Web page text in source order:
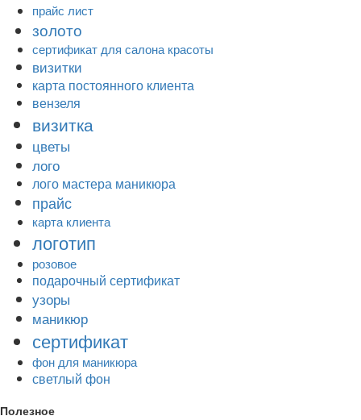
прайс лист
золото
сертификат для салона красоты
визитки
карта постоянного клиента
вензеля
визитка
цветы
лого
лого мастера маникюра
прайс
карта клиента
логотип
розовое
подарочный сертификат
узоры
маникюр
сертификат
фон для маникюра
светлый фон
Полезное